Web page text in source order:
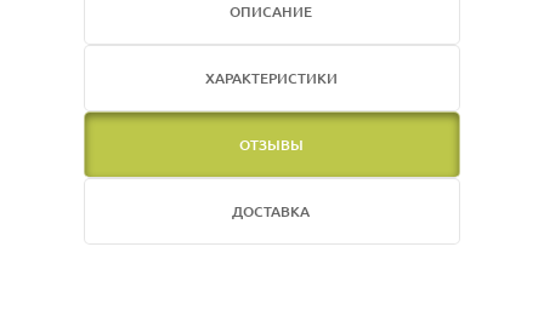
ОПИСАНИЕ
ХАРАКТЕРИСТИКИ
ОТЗЫВЫ
ДОСТАВКА